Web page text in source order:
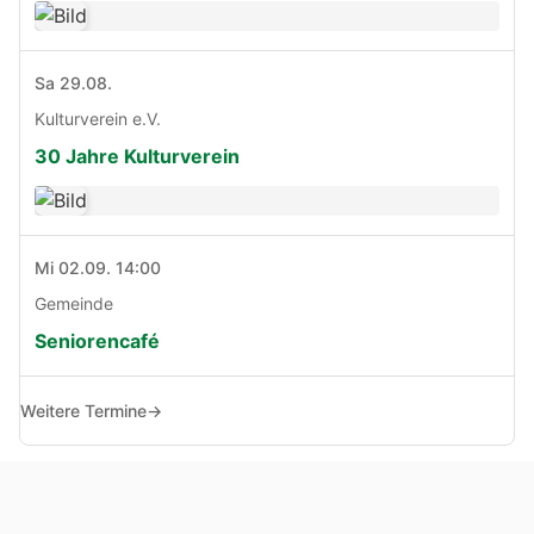
Sa 29.08.
Kulturverein e.V.
30 Jahre Kulturverein
Mi 02.09. 14:00
Gemeinde
Seniorencafé
Weitere Termine→